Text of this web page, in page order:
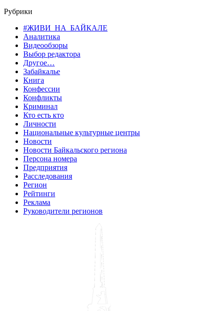
Рубрики
#ЖИВИ_НА_БАЙКАЛЕ
Аналитика
Видеообзоры
Выбор редактора
Другое…
Забайкалье
Книга
Конфессии
Конфликты
Криминал
Кто есть кто
Личности
Национальные культурные центры
Новости
Новости Байкальского региона
Персона номера
Предприятия
Расследования
Регион
Рейтинги
Реклама
Руководители регионов